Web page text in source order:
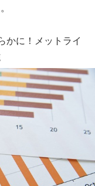
かに！メットライ